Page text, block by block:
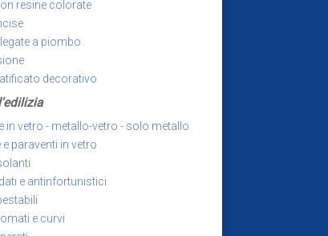
resine colorate
a piombo
decorativo
in vetro - metallo-vetro - solo metallo
e paraventi in vetro
e antinfortunistici
e curvi